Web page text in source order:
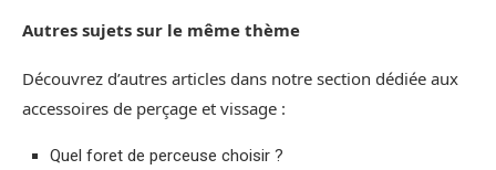
Autres sujets sur le même thème
Découvrez d’autres articles dans notre section dédiée aux
accessoires de perçage et vissage :
Quel foret de perceuse choisir ?